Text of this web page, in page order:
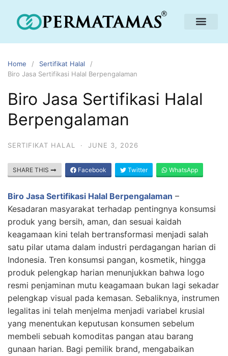
Home
Sertifikat Halal
Biro Jasa Sertifikasi Halal Berpengalaman
Biro Jasa Sertifikasi Halal
Berpengalaman
SERTIFIKAT HALAL · JUNE 3, 2026
SHARE THIS Facebook Twitter WhatsApp
Biro Jasa Sertifikasi Halal Berpengalaman –
Kesadaran masyarakat terhadap pentingnya konsumsi
produk yang bersih, aman, dan sesuai kaidah
keagamaan kini telah bertransformasi menjadi salah
satu pilar utama dalam industri perdagangan harian di
Indonesia. Tren konsumsi pangan, kosmetik, hingga
produk pelengkap harian menunjukkan bahwa logo
resmi penjaminan mutu keagamaan bukan lagi sekadar
pelengkap visual pada kemasan. Sebaliknya, instrumen
legalitas ini telah menjelma menjadi variabel krusial
yang menentukan keputusan konsumen sebelum
membeli sebuah komoditas pangan atau barang
gunaan harian. Bagi pemilik brand, mengabaikan